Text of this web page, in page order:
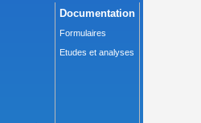
Documentation
Formulaires
Etudes et analyses